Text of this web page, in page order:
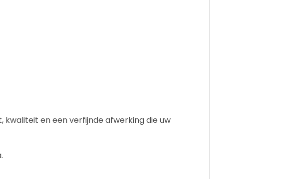
en een verfijnde afwerking die uw